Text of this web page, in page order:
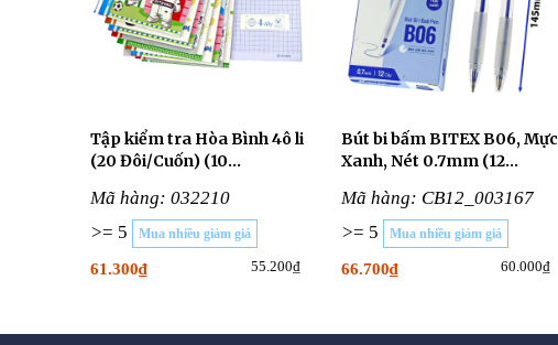
Tập kiểm tra Hòa Bình 4ô li
(20 Đôi/Cuốn) (10
Mã hàng: 032210
>= 5
Mua nhiều giảm giá
61.300₫ 55.200₫
Bút bi bấm BITEX B06, Mực
Xanh, Nét 0.7mm (12
Mã hàng: CB12_003167
>= 5
Mua nhiều giảm giá
66.700₫ 60.000₫